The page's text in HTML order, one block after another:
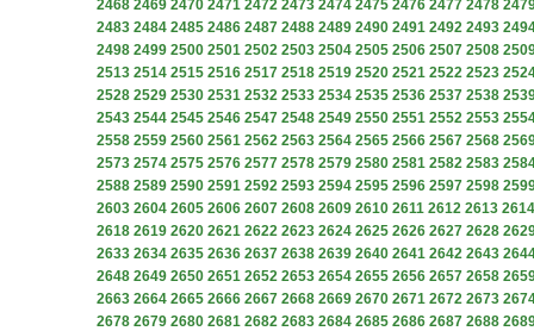
2468 2469 2470 2471 2472 2473 2474 2475 2476 2477 2478
2483 2484 2485 2486 2487 2488 2489 2490 2491 2492 2493
2498 2499 2500 2501 2502 2503 2504 2505 2506 2507 2508
2513 2514 2515 2516 2517 2518 2519 2520 2521 2522 2523
2528 2529 2530 2531 2532 2533 2534 2535 2536 2537 2538
2543 2544 2545 2546 2547 2548 2549 2550 2551 2552 2553
2558 2559 2560 2561 2562 2563 2564 2565 2566 2567 2568
2573 2574 2575 2576 2577 2578 2579 2580 2581 2582 2583
2588 2589 2590 2591 2592 2593 2594 2595 2596 2597 2598
2603 2604 2605 2606 2607 2608 2609 2610 2611 2612 2613 2614
2618 2619 2620 2621 2622 2623 2624 2625 2626 2627 2628
2633 2634 2635 2636 2637 2638 2639 2640 2641 2642 2643
2648 2649 2650 2651 2652 2653 2654 2655 2656 2657 2658
2663 2664 2665 2666 2667 2668 2669 2670 2671 2672 2673
2678 2679 2680 2681 2682 2683 2684 2685 2686 2687 2688